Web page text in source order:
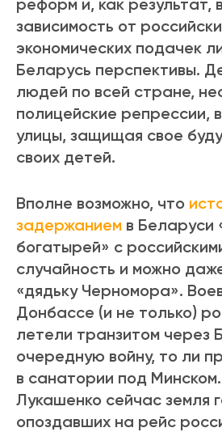
зависимость от
экономических подачек
Беларусь перспективы.
людей по всей стране,
полицейские репрессии,
улицы, защищая свое
своих детей.
Вполне возможно, что
задержанием в Беларуси
богатырей» с
случайность и можно
«дядьку Черномора».
Донбассе (и не только)
летели транзитом через
очередную войну, то ли
в санатории под
Лукашенко сейчас земля
опоздавших на рейс